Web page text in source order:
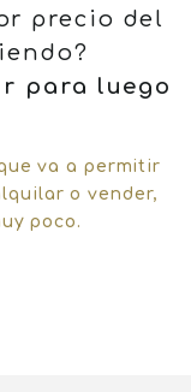
precio del
para luego
va a permitir
o vender,
poco.